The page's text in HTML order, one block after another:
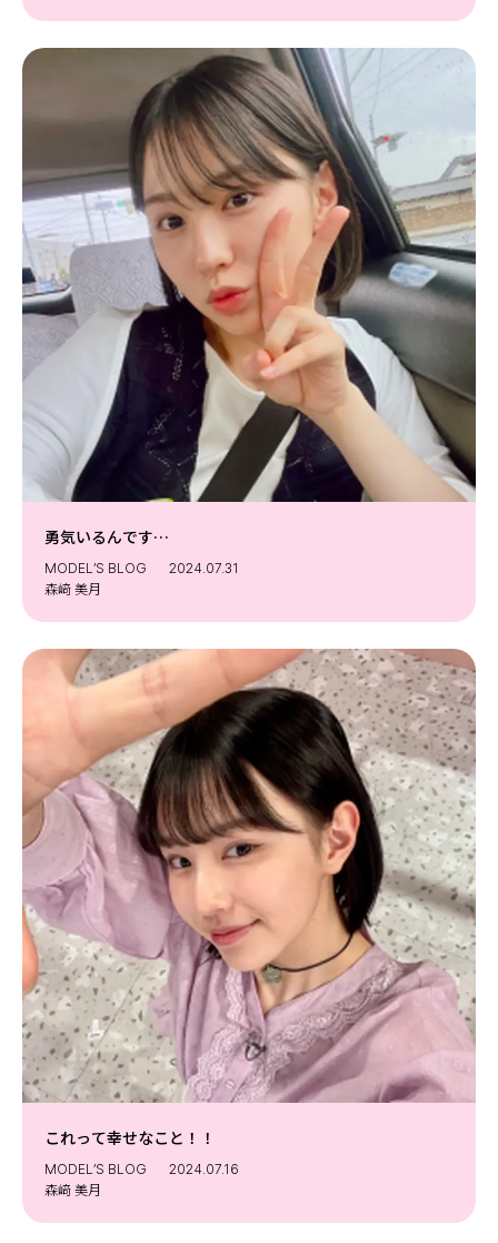
勇気いるんです…
MODEL’S BLOG
2024.07.31
森﨑 美月
これって幸せなこと！！
MODEL’S BLOG
2024.07.16
森﨑 美月